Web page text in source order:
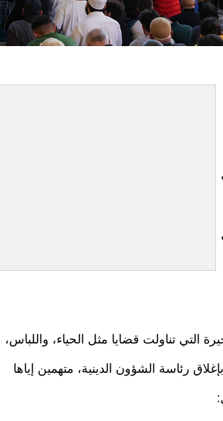
على أن الخطب الأخيرة التي تناولت قضايا مثل الحياء، واللباس،
رئاسة الشؤون الدينية، متهمين إياها